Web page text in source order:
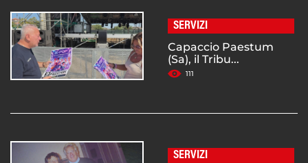
SERVIZI
Capaccio Paestum
(Sa), il Tribu...
111
SERVIZI